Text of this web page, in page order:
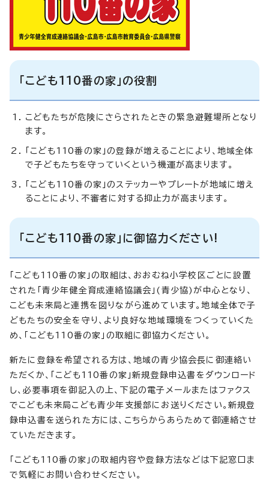
「こども110番の家」の役割
こどもたちが危険にさらされたときの緊急避難場所となり
ます。
「こども110番の家」の登録が増えることにより、地域全体
で子どもたちを守っていくという機運が高まります。
「こども110番の家」のステッカーやプレートが地域に増え
ることにより、不審者に対する抑止力が高まります。
「こども110番の家」に御協力ください!
「こども110番の家」の取組は、おおむね小学校区ごとに設置
された「青少年健全育成連絡協議会」(青少協)が中心となり、
こども未来局と連携を図りながら進めています。地域全体で子
どもたちの安全を守り、より良好な地域環境をつくっていくた
め、「こども110番の家」の取組に御協力ください。
新たに登録を希望される方は、地域の青少協会長に御連絡い
ただくか、「こども110番の家」新規登録申込書をダウンロード
し、必要事項を御記入の上、下記の電子メールまたはファクス
でこども未来局こども青少年支援部にお送りください。新規登
録申込書を送られた方には、こちらからあらためて御連絡させ
ていただきます。
「こども110番の家」の取組内容や登録方法などは下記窓口ま
で気軽にお問い合わせください。